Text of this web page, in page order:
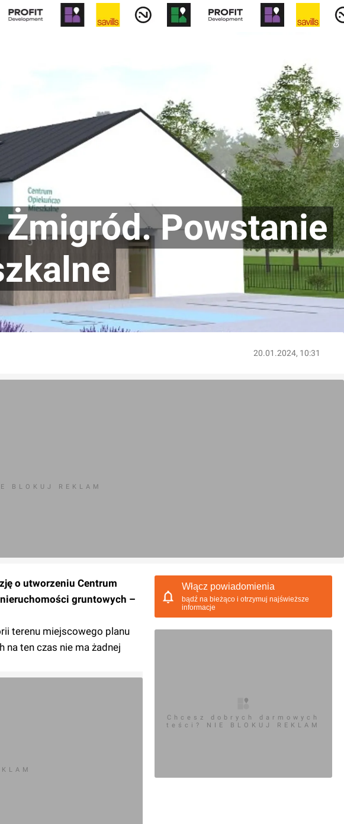
Gmina Nowy Żmigród
Powstanie
20.01.2024, 10:31
REKLAM
o utworzeniu Centrum
gruntowych –
terenu miejscowego planu
na ten czas nie ma żadnej
Włącz powiadomienia
bądź na bieżąco i otrzymuj najświeższe
informacje
Chcesz dobrych darmowych
teści? NIE BLOKUJ REKLAM